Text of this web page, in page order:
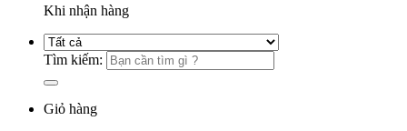
Khi nhận hàng
Tìm kiếm:
Giỏ hàng